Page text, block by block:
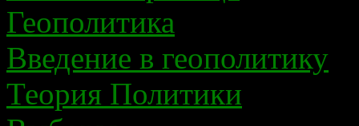
Геополитика
Введение в геополитику
Теория Политики